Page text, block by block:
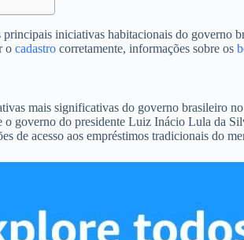
iniciativas habitacionais do governo
o cadastro corretamente, informações sobre os
mais significativas do governo brasileiro
governo do presidente Luiz Inácio Lula da
de acesso aos empréstimos tradicionais do